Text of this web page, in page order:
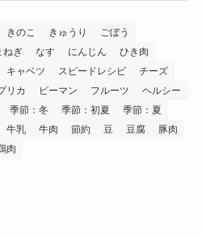
きのこ きゅうり
ごぼう
ねぎ なす にんじん
ひき肉
キャベツ スピードレシピ
チーズ
リカ ピーマン フルーツ
ヘルシー
季節：冬 季節：初夏
季節：夏
牛乳 牛肉 節約 豆 豆腐
豚肉
肉